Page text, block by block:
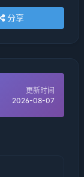
分享
更新时间
2026-08-07